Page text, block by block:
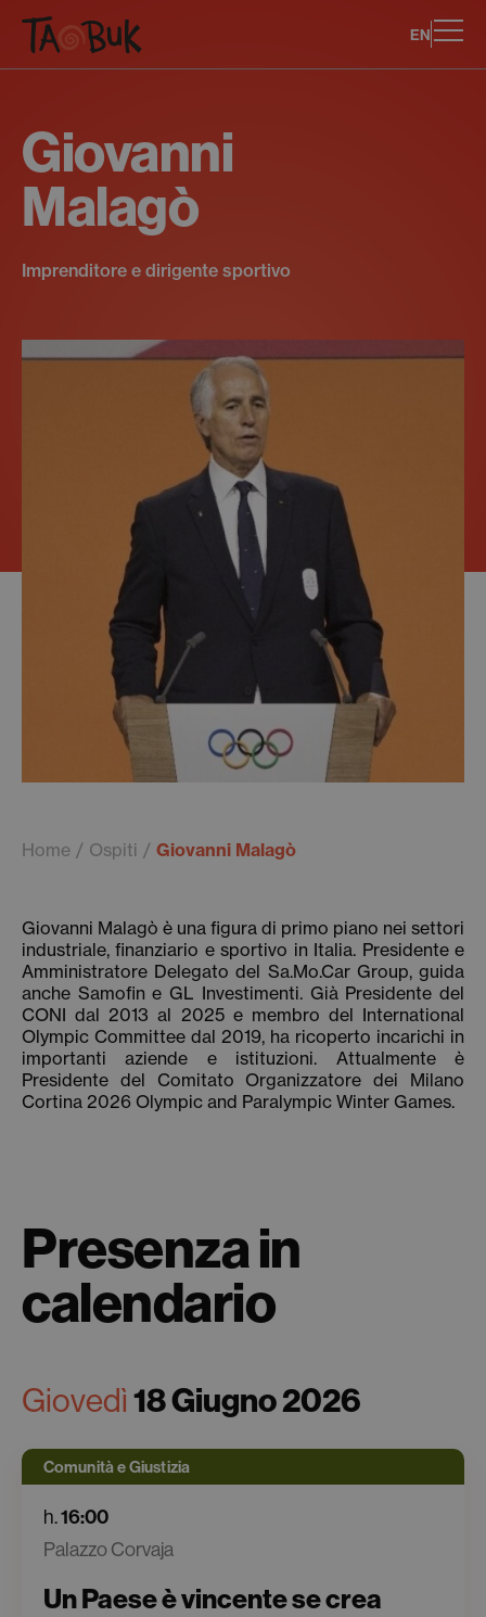
EN
Giovanni
Malagò
Imprenditore e dirigente sportivo
Home Ospiti Giovanni Malagò
Giovanni Malagò è una figura di primo piano nei settori
industriale, finanziario e sportivo in Italia. Presidente e
Amministratore Delegato del Sa.Mo.Car Group, guida
anche Samofin e GL Investimenti. Già Presidente del
CONI dal 2013 al 2025 e membro del International
Olympic Committee dal 2019, ha ricoperto incarichi in
importanti aziende e istituzioni. Attualmente è
Presidente del Comitato Organizzatore dei Milano
Cortina 2026 Olympic and Paralympic Winter Games.
Presenza in
calendario
Giovedì18 Giugno 2026
Comunità e Giustizia
h.16:00
Palazzo Corvaja
Un Paese è vincente se crea